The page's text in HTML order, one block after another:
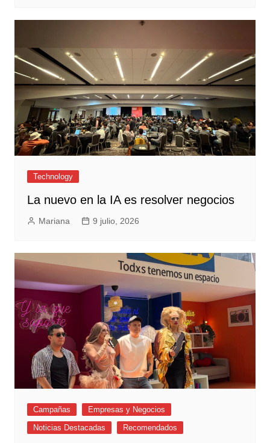
Technology
La nuevo en la IA es resolver negocios
Mariana 9 julio, 2026
Campañas
Empresas y Negocios
Noticias Destacadas
Recomendados